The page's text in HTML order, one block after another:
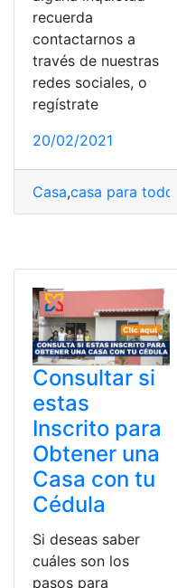
recuerda
contactarnos a
través de nuestras
redes sociales, o
regístrate
20/02/2021
Casa,casa para todos
Consultar si
estas
Inscrito para
Obtener una
Casa con tu
Cédula
Si deseas saber
cuáles son los
pasos para